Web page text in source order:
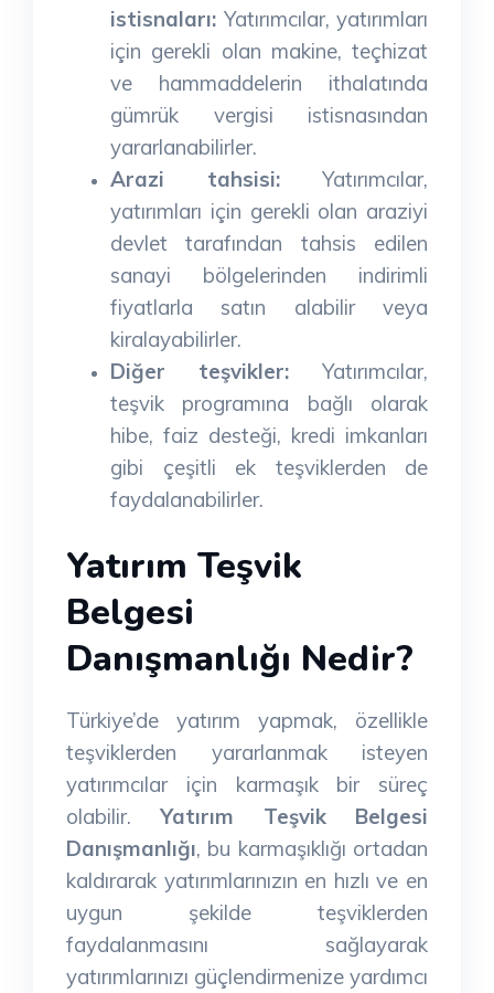
istisnaları: Yatırımcılar, yatırımları
için gerekli olan makine, teçhizat
ve hammaddelerin ithalatında
gümrük vergisi istisnasından
yararlanabilirler.
Arazi tahsisi:Yatırımcılar,
yatırımları için gerekli olan araziyi
devlet tarafından tahsis edilen
sanayi bölgelerinden indirimli
fiyatlarla satın alabilir veya
kiralayabilirler.
Diğer teşvikler: Yatırımcılar,
teşvik programına bağlı olarak
hibe, faiz desteği, kredi imkanları
gibi çeşitli ek teşviklerden de
faydalanabilirler.
Yatırım Teşvik
Belgesi
Danışmanlığı Nedir?
Türkiye’de yatırım yapmak, özellikle
teşviklerden yararlanmak isteyen
yatırımcılar için karmaşık bir süreç
olabilir.Yatırım Teşvik Belgesi
Danışmanlığı, bu karmaşıklığı ortadan
kaldırarak yatırımlarınızın en hızlı ve en
uygun şekilde teşviklerden
faydalanmasını sağlayarak
yatırımlarınızı güçlendirmenize yardımcı